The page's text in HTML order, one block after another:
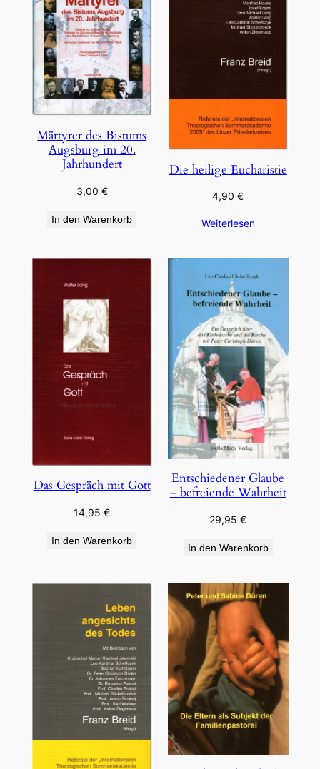
Märtyrer des Bistums
Augsburg im 20.
Jahrhundert
3,00 €
In den Warenkorb
Die heilige Eucharistie
4,90€
Weiterlesen
Das Gespräch mit Gott
14,95€
In den Warenkorb
Entschiedener Glaube
– befreiende Wahrheit
29,95€
In den Warenkorb